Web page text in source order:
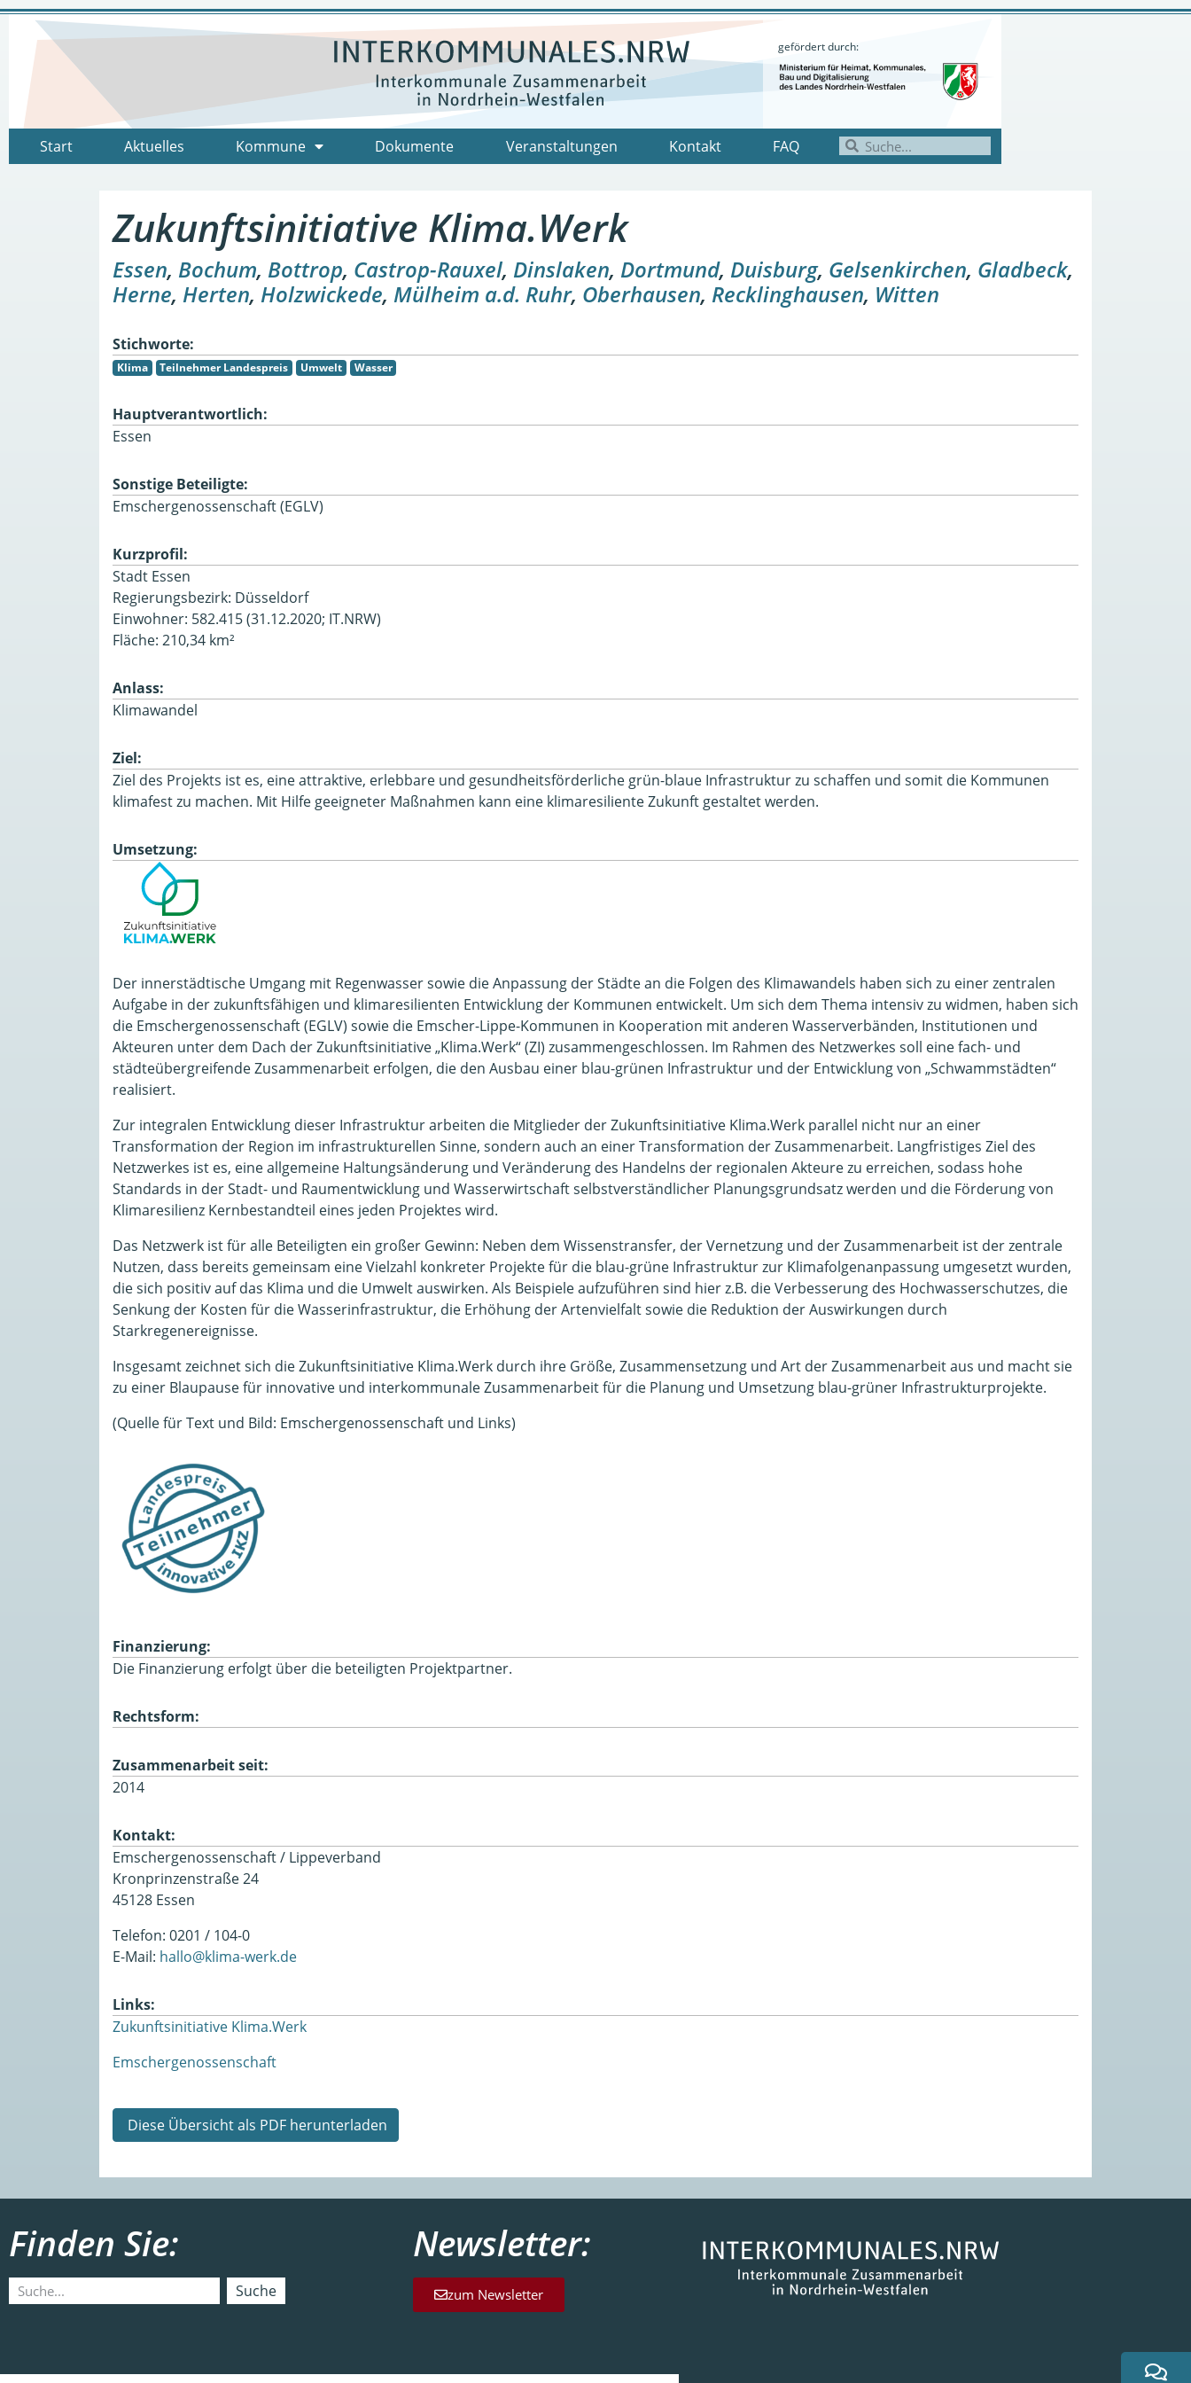
gefördert durch:
Start Aktuelles Kommune Dokumente Veranstaltungen Kontakt FAQ
Zukunftsinitiative Klima.Werk
Essen, Bochum, Bottrop, Castrop-Rauxel, Dinslaken, Dortmund, Duisburg, Gelsenkirchen, Gladbeck,
Herne, Herten, Holzwickede, Mülheim a.d. Ruhr, Oberhausen, Recklinghausen, Witten
Stichworte:
Klima Teilnehmer Landespreis Umwelt Wasser
Hauptverantwortlich:
Essen
Sonstige Beteiligte:
Emschergenossenschaft (EGLV)
Kurzprofil:
Stadt Essen
Regierungsbezirk: Düsseldorf
Einwohner: 582.415 (31.12.2020; IT.NRW)
Fläche: 210,34 km²
Anlass:
Klimawandel
Ziel:
Ziel des Projekts ist es, eine attraktive, erlebbare und gesundheitsförderliche grün-blaue Infrastruktur zu schaffen und somit die Kommunen
klimafest zu machen. Mit Hilfe geeigneter Maßnahmen kann eine klimaresiliente Zukunft gestaltet werden.
Umsetzung:
Der innerstädtische Umgang mit Regenwasser sowie die Anpassung der Städte an die Folgen des Klimawandels haben sich zu einer zentralen
Aufgabe in der zukunftsfähigen und klimaresilienten Entwicklung der Kommunen entwickelt. Um sich dem Thema intensiv zu widmen, haben sich
die Emschergenossenschaft (EGLV) sowie die Emscher-Lippe-Kommunen in Kooperation mit anderen Wasserverbänden, Institutionen und
Akteuren unter dem Dach der Zukunftsinitiative „Klima.Werk“ (ZI) zusammengeschlossen. Im Rahmen des Netzwerkes soll eine fach- und
städteübergreifende Zusammenarbeit erfolgen, die den Ausbau einer blau-grünen Infrastruktur und der Entwicklung von „Schwammstädten“
realisiert.
Zur integralen Entwicklung dieser Infrastruktur arbeiten die Mitglieder der Zukunftsinitiative Klima.Werk parallel nicht nur an einer
Transformation der Region im infrastrukturellen Sinne, sondern auch an einer Transformation der Zusammenarbeit. Langfristiges Ziel des
Netzwerkes ist es, eine allgemeine Haltungsänderung und Veränderung des Handelns der regionalen Akteure zu erreichen, sodass hohe
Standards in der Stadt- und Raumentwicklung und Wasserwirtschaft selbstverständlicher Planungsgrundsatz werden und die Förderung von
Klimaresilienz Kernbestandteil eines jeden Projektes wird.
Das Netzwerk ist für alle Beteiligten ein großer Gewinn: Neben dem Wissenstransfer, der Vernetzung und der Zusammenarbeit ist der zentrale
Nutzen, dass bereits gemeinsam eine Vielzahl konkreter Projekte für die blau-grüne Infrastruktur zur Klimafolgenanpassung umgesetzt wurden,
die sich positiv auf das Klima und die Umwelt auswirken. Als Beispiele aufzuführen sind hier z.B. die Verbesserung des Hochwasserschutzes, die
Senkung der Kosten für die Wasserinfrastruktur, die Erhöhung der Artenvielfalt sowie die Reduktion der Auswirkungen durch
Starkregenereignisse.
Insgesamt zeichnet sich die Zukunftsinitiative Klima.Werk durch ihre Größe, Zusammensetzung und Art der Zusammenarbeit aus und macht sie
zu einer Blaupause für innovative und interkommunale Zusammenarbeit für die Planung und Umsetzung blau-grüner Infrastrukturprojekte.
(Quelle für Text und Bild: Emschergenossenschaft und Links)
Finanzierung:
Die Finanzierung erfolgt über die beteiligten Projektpartner.
Rechtsform:
Zusammenarbeit seit:
2014
Kontakt:
Emschergenossenschaft / Lippeverband
Kronprinzenstraße 24
45128 Essen
Telefon: 0201 / 104-0
E-Mail: hallo@klima-werk.de
Links:
Zukunftsinitiative Klima.Werk
Emschergenossenschaft
Diese Übersicht als PDF herunterladen
Finden Sie:
Suche
Newsletter:
zum Newsletter